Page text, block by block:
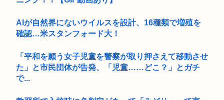
AIが自然界にないウイルスを設計、16種類で増殖を
確認…米スタンフォード大！
「平和を願う女子児童を警察が取り押さえて移動させ
た」と市民団体が告発、「児童……どこ？」とガチ
で...